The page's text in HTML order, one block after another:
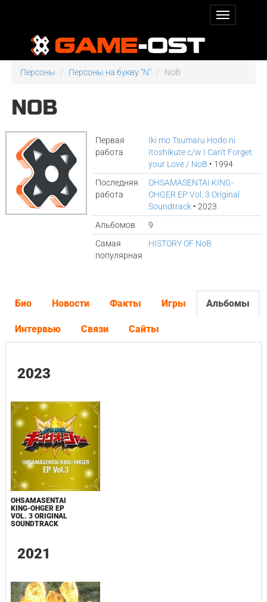
Персоны Персоны на букву "N" NoB
NOB
Первая
работа
Iki mo Tsumaru Hodo ni
Itoshikute c/w I Can't Forget
your Love / NoB • 1994
Последняя
работа
OHSAMASENTAI KING-
OHGER EP Vol. 3 Original
Soundtrack • 2023
Альбомов
9
Самая
популярная
HISTORY OF NoB
Био Новости Факты Игры Альбомы
Интервью Связи Сайты
2023
OHSAMASENTAI
KING-OHGER EP
VOL. 3 ORIGINAL
SOUNDTRACK
2021